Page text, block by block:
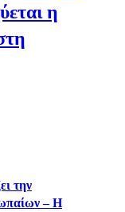
η
την
– Η